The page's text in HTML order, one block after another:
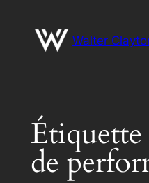
contenu
Walter
Étiquette
de